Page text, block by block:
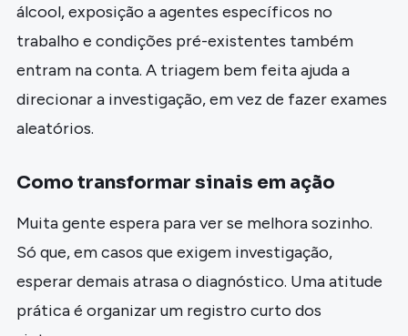
álcool, exposição a agentes específicos no
trabalho e condições pré-existentes também
entram na conta. A triagem bem feita ajuda a
direcionar a investigação, em vez de fazer exames
aleatórios.
Como transformar sinais em ação
Muita gente espera para ver se melhora sozinho.
Só que, em casos que exigem investigação,
esperar demais atrasa o diagnóstico. Uma atitude
prática é organizar um registro curto dos